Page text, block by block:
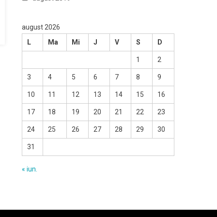
august 2026
L
Ma Mi J V S D
1 2
3 4 5 6 7 8 9
10 11 12 13 14 15 16
17 18 19 20 21 22 23
24 25 26 27 28 29 30
31
« iun.